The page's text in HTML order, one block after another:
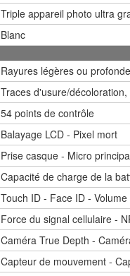
Triple appareil photo ultra
Blanc
Rayures légères ou
Traces d'usure/
54 points de contrôle
Balayage LCD - Pixel mort
Prise casque - Micro
Capacité de charge de la
Touch ID - Face ID -
Force du signal cellulaire -
Caméra True Depth -
Capteur de mouvement -